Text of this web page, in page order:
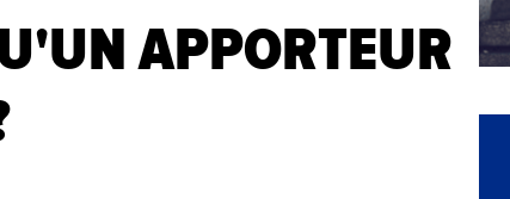
APPORTEUR